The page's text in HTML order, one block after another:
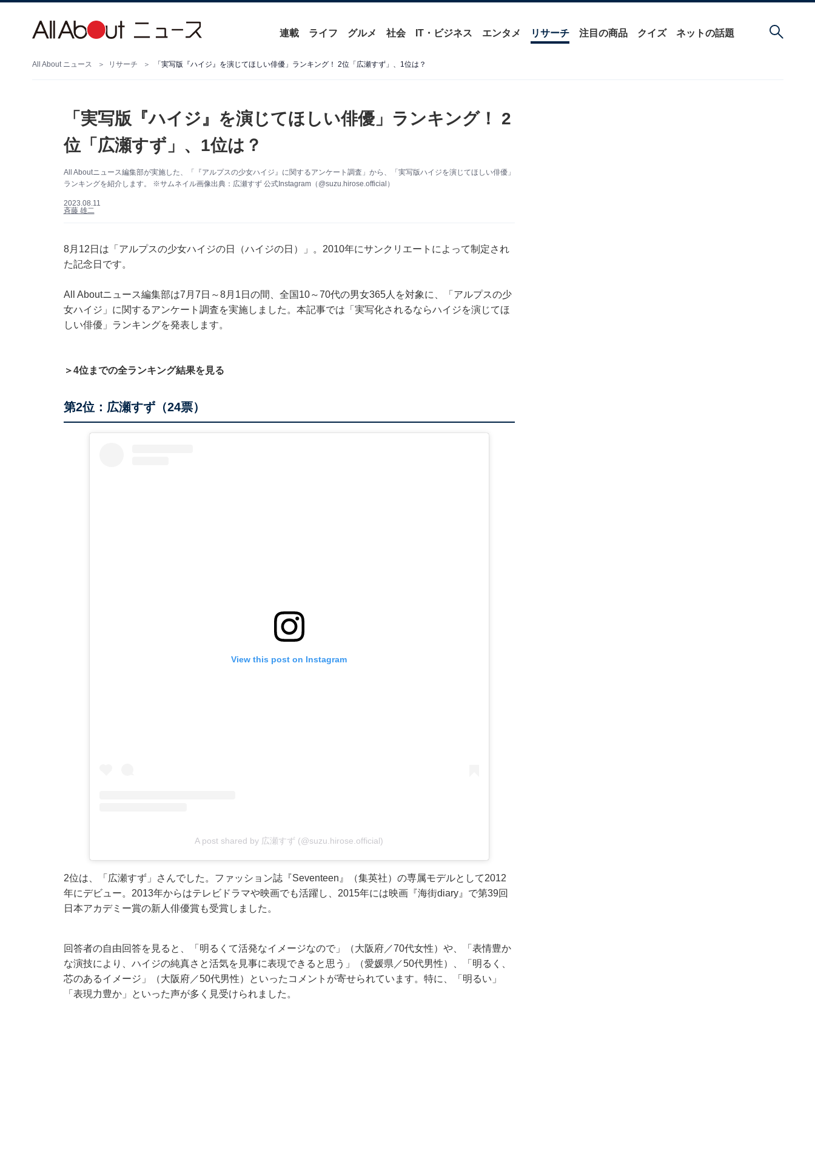
連載 ライフ グルメ 社会 IT・ビジネス エンタメ リサーチ 注目の商品 クイズ ネットの話題
All About ニュース リサーチ 「実写版『ハイジ』を演じてほしい俳優」ランキング！ 2位「広瀬すず」、1位は？
「実写版『ハイジ』を演じてほしい俳優」ランキング！ 2
位「広瀬すず」、1位は？
All Aboutニュース編集部が実施した、「『アルプスの少女ハイジ』に関するアンケート調査」から、「実写版ハイジを演じてほしい俳優」
ランキングを紹介します。 ※サムネイル画像出典：広瀬すず 公式Instagram（@suzu.hirose.official）
2023.08.11
斉藤 雄二
8月12日は「アルプスの少女ハイジの日（ハイジの日）」。2010年にサンクリエートによって制定され
た記念日です。
All Aboutニュース編集部は7月7日～8月1日の間、全国10～70代の男女365人を対象に、「アルプスの少
女ハイジ」に関するアンケート調査を実施しました。本記事では「実写化されるならハイジを演じてほ
しい俳優」ランキングを発表します。
＞4位までの全ランキング結果を見る
第2位：広瀬すず（24票）
View this post on Instagram
A post shared by 広瀬すず (@suzu.hirose.official)
2位は、「広瀬すず」さんでした。ファッション誌『Seventeen』（集英社）の専属モデルとして2012
年にデビュー。2013年からはテレビドラマや映画でも活躍し、2015年には映画『海街diary』で第39回
日本アカデミー賞の新人俳優賞も受賞しました。
回答者の自由回答を見ると、「明るくて活発なイメージなので」（大阪府／70代女性）や、「表情豊か
な演技により、ハイジの純真さと活気を見事に表現できると思う」（愛媛県／50代男性）、「明るく、
芯のあるイメージ」（大阪府／50代男性）といったコメントが寄せられています。特に、「明るい」
「表現力豊か」といった声が多く見受けられました。